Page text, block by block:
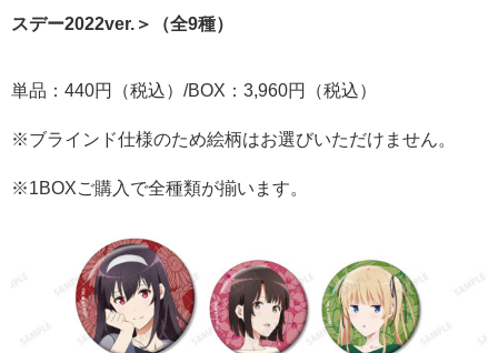
スデー2022ver.＞（全9種）
単品：440円（税込）/BOX：3,960円（税込）
※ブラインド仕様のため絵柄はお選びいただけません。
※1BOXご購入で全種類が揃います。